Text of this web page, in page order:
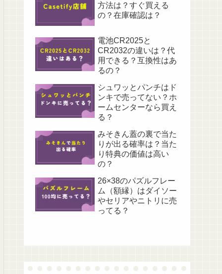
方法は？すぐ買える
の？在庫確認は？
電池CR2025と
CR2032の違いは？代
用できる？互換性はあ
るの？
シュワッとパンチはド
ンキで売ってない？ホ
ームセンターなら買え
る？
みそきん蓋の裏で当た
りが出る確率は？当た
り特典の価値は高い
の？
26×38のパズルフレー
ム（額縁）はダイソー
やセリアやニトリに売
ってる？